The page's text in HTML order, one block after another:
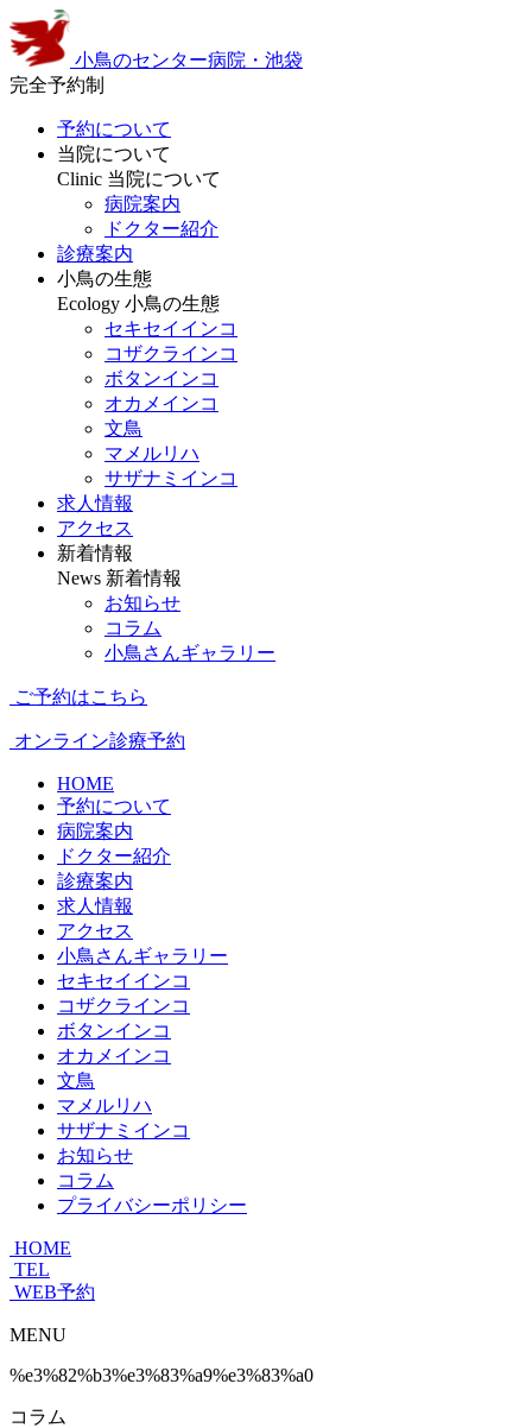
小鳥のセンター病院・池袋
完全予約制
予約について
当院について
Clinic 当院について
病院案内
ドクター紹介
診療案内
小鳥の生態
Ecology 小鳥の生態
セキセイインコ
コザクラインコ
ボタンインコ
オカメインコ
文鳥
マメルリハ
サザナミインコ
求人情報
アクセス
新着情報
News 新着情報
お知らせ
コラム
小鳥さんギャラリー
ご予約はこちら
オンライン診療予約
HOME
予約について
病院案内
ドクター紹介
診療案内
求人情報
アクセス
小鳥さんギャラリー
セキセイインコ
コザクラインコ
ボタンインコ
オカメインコ
文鳥
マメルリハ
サザナミインコ
お知らせ
コラム
プライバシーポリシー
HOME
TEL
WEB予約
MENU
%e3%82%b3%e3%83%a9%e3%83%a0
コラム